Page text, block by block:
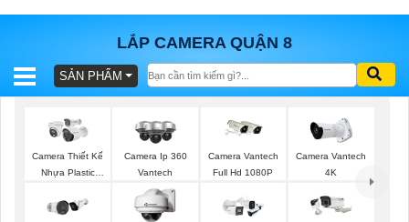
LẮP CAMERA QUẬN 8
BÁO
TRỌN
GÓI
SẢN PHẨM
Camera Thiết Kế
Nhựa Plastic
Camera Ip 360
Vantech
Camera Vantech
Full Hd 1080P
Camera Vantech
4K